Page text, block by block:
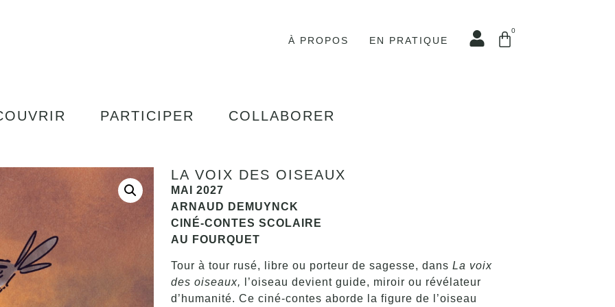
À PROPOS EN PRATIQUE
0
PARTICIPER COLLABORER
LA VOIX DES OISEAUX
MAI 2027
ARNAUD DEMUYNCK
CINÉ-CONTES SCOLAIRE
AU FOURQUET
Tour à tour rusé, libre ou porteur de sagesse, dans La voix
des oiseaux,
l’oiseau devient guide, miroir ou révélateur
d’humanité. Ce ciné-contes aborde la figure de l’oiseau